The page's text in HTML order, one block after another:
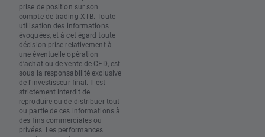
prise de position sur son
compte de trading XTB. Toute
utilisation des informations
évoquées, et à cet égard toute
décision prise relativement à
une éventuelle opération
d’achat ou de vente de CFD, est
sous la responsabilité exclusive
de l’investisseur final. Il est
strictement interdit de
reproduire ou de distribuer tout
ou partie de ces informations à
des fins commerciales ou
privées. Les performances